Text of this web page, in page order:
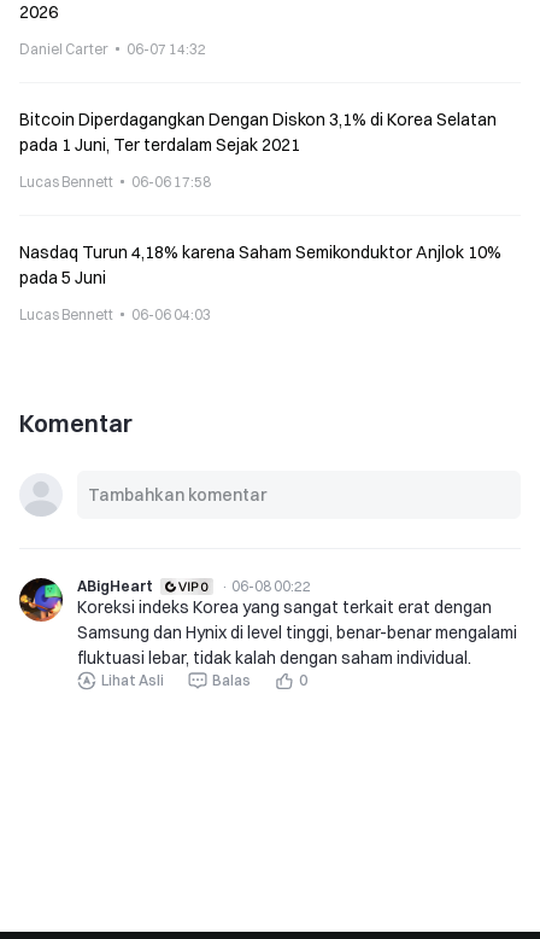
2026
Daniel Carter 06-07 14:32
Bitcoin Diperdagangkan Dengan Diskon 3,1% di Korea Selatan
pada 1 Juni, Ter terdalam Sejak 2021
Lucas Bennett 06-06 17:58
Nasdaq Turun 4,18% karena Saham Semikonduktor Anjlok 10%
pada 5 Juni
Lucas Bennett 06-06 04:03
Komentar
ABigHeart · 06-08 00:22
Koreksi indeks Korea yang sangat terkait erat dengan
Samsung dan Hynix di level tinggi, benar-benar mengalami
fluktuasi lebar, tidak kalah dengan saham individual.
Lihat Asli Balas 0